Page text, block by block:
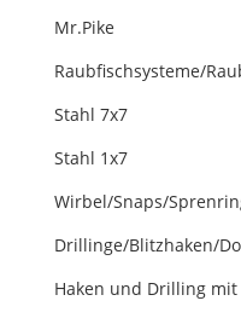
Mr.Pike
Raubfischsysteme/
Stahl 7x7
Stahl 1x7
Wirbel/Snaps/
Drillinge/Blitzhaken/
Haken und Drilling